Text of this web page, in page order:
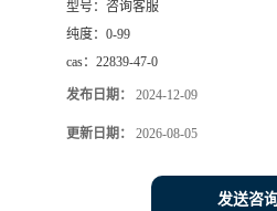
型号： 咨询客服
纯度： 0-99
cas： 22839-47-0
发布日期： 2024-12-09
更新日期： 2026-08-05
发送咨